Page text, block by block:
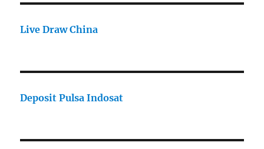
Live Draw China
Deposit Pulsa Indosat